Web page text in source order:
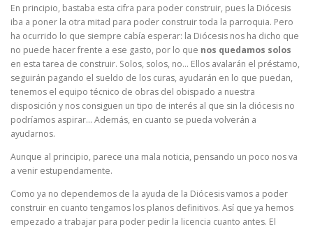
En principio, bastaba esta cifra para poder construir, pues la Diócesis
iba a poner la otra mitad para poder construir toda la parroquia. Pero
ha ocurrido lo que siempre cabía esperar: la Diócesis nos ha dicho que
no puede hacer frente a ese gasto, por lo que nos quedamos solos
en esta tarea de construir. Solos, solos, no… Ellos avalarán el préstamo,
seguirán pagando el sueldo de los curas, ayudarán en lo que puedan,
tenemos el equipo técnico de obras del obispado a nuestra
disposición y nos consiguen un tipo de interés al que sin la diócesis no
podríamos aspirar… Además, en cuanto se pueda volverán a
ayudarnos.
Aunque al principio, parece una mala noticia, pensando un poco nos va
a venir estupendamente.
Como ya no dependemos de la ayuda de la Diócesis vamos a poder
construir en cuanto tengamos los planos definitivos. Así que ya hemos
empezado a trabajar para poder pedir la licencia cuanto antes. El